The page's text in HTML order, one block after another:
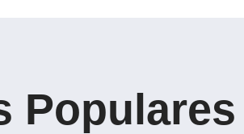
Populares